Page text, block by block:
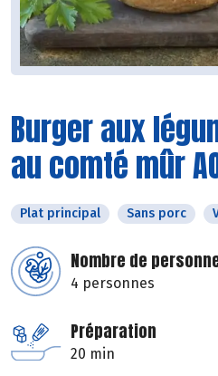
Burger aux
au comté mûr
Plat principal Sans porc
Nombre de
4 personnes
Préparation
20 min